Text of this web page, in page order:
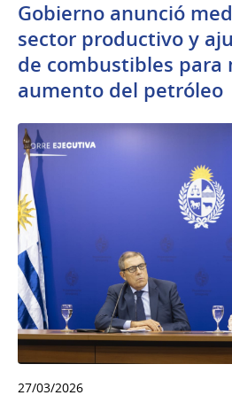
Gobierno anunció
sector productivo y
de combustibles para
aumento del petróleo
27/03/2026